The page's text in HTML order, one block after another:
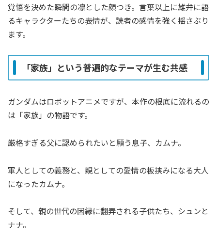
覚悟を決めた瞬間の凛とした顔つき。言葉以上に雄弁に語
るキャラクターたちの表情が、読者の感情を強く揺さぶり
ます。
「家族」という普遍的なテーマが生む共感
ガンダムはロボットアニメですが、本作の根底に流れるの
は「家族」の物語です。
厳格すぎる父に認められたいと願う息子、カムナ。
軍人としての義務と、親としての愛情の板挟みになる大人
になったカムナ。
そして、親の世代の因縁に翻弄される子供たち、シュンと
ナナ。